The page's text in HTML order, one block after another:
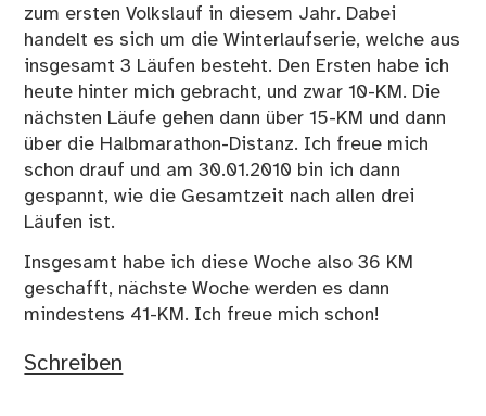
zum ersten Volkslauf in diesem Jahr. Dabei
handelt es sich um die Winterlaufserie, welche aus
insgesamt 3 Läufen besteht. Den Ersten habe ich
heute hinter mich gebracht, und zwar 10-KM. Die
nächsten Läufe gehen dann über 15-KM und dann
über die Halbmarathon-Distanz. Ich freue mich
schon drauf und am 30.01.2010 bin ich dann
gespannt, wie die Gesamtzeit nach allen drei
Läufen ist.
Insgesamt habe ich diese Woche also 36 KM
geschafft, nächste Woche werden es dann
mindestens 41-KM. Ich freue mich schon!
Schreiben